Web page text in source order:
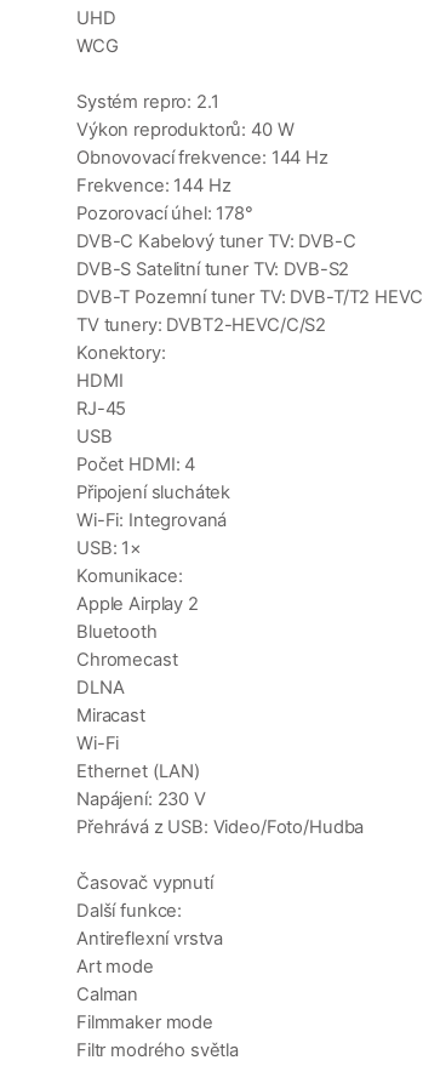
UHD
WCG
Systém repro: 2.1
Výkon reproduktorů: 40 W
Obnovovací frekvence: 144 Hz
Frekvence: 144 Hz
Pozorovací úhel: 178°
DVB-C Kabelový tuner TV: DVB-C
DVB-S Satelitní tuner TV: DVB-S2
DVB-T Pozemní tuner TV: DVB-T/T2 HEVC
TV tunery: DVBT2-HEVC/C/S2
Konektory:
HDMI
RJ-45
USB
Počet HDMI: 4
Připojení sluchátek
Wi-Fi: Integrovaná
USB: 1×
Komunikace:
Apple Airplay 2
Bluetooth
Chromecast
DLNA
Miracast
Wi-Fi
Ethernet (LAN)
Napájení: 230 V
Přehrává z USB: Video/Foto/Hudba
Časovač vypnutí
Další funkce:
Antireflexní vrstva
Art mode
Calman
Filmmaker mode
Filtr modrého světla